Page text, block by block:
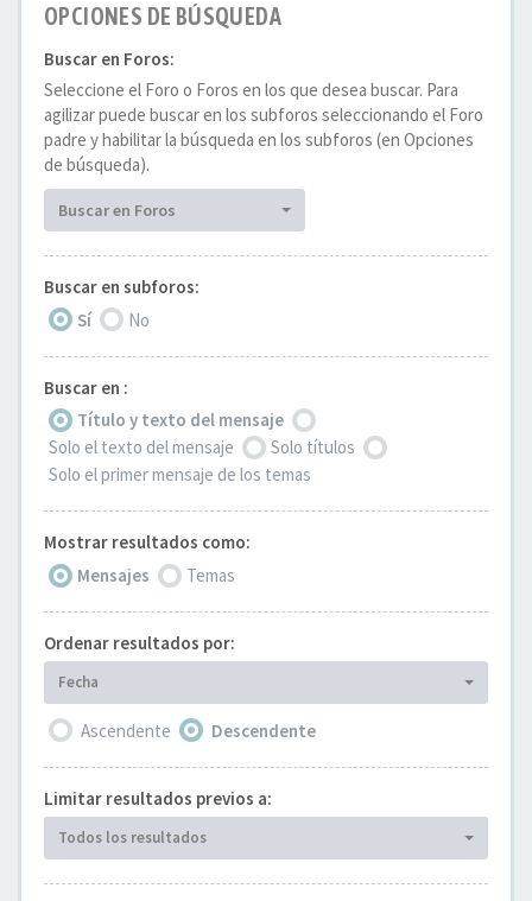
OPCIONES DE BÚSQUEDA
Buscar en Foros:
Seleccione el Foro o Foros en los que desea buscar. Para
agilizar puede buscar en los subforos seleccionando el Foro
padre y habilitar la búsqueda en los subforos (en Opciones
de búsqueda).
Buscar en Foros
Buscar en subforos:
Sí
No
Buscar en :
Título y texto del mensaje
Solo el texto del mensaje
Solo títulos
Solo el primer mensaje de los temas
Mostrar resultados como:
Mensajes
Temas
Ordenar resultados por:
Fecha
Ascendente Descendente
Limitar resultados previos a:
Todos los resultados